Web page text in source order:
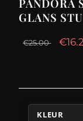
PANDORA
GLANS
€25.00
KLEUR